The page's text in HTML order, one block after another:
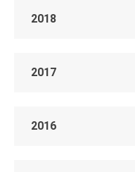
2018
2017
2016